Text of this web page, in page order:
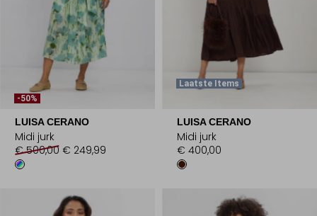
-50%
LUISA CERANO
Midi jurk
€ 500,00 € 249,99
Laatste Items
LUISA CERANO
Midi jurk
€ 400,00